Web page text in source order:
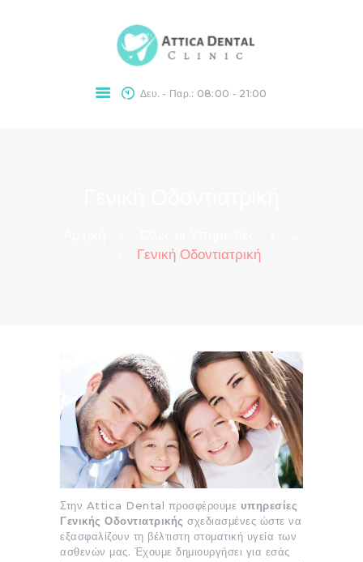
Δευ. - Παρ.: 08:00 - 21:00
Γενική Οδοντιατρική
ΕΠΙΚΟΙΝΩΝΊΑ
Στην Attica Dental προσφέρουμε υπηρεσίες
Γενικής Οδοντιατρικής σχεδιασμένες ώστε να
εξασφαλίζουν τη βέλτιστη στοματική υγεία των
ασθενών μας. Έχουμε δημιουργήσει για εσάς